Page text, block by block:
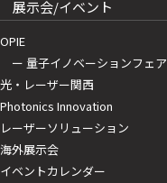
展示会/イベント
OPIE
ー 量子イノベーションフェア
光・レーザー関西
Photonics Innovation
レーザーソリューション
海外展示会
イベントカレンダー